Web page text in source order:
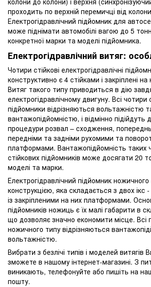
проходить по верхній перемичці від
Електрогідравлічний підйомник для
може піднімати автомобілі вагою до 5
конкретної марки та моделі підйомника.
Електрогідравлічний витяг:
Чотири стійкові електрогідравлічні
конструктивно є 4 стійками і закріплені
Витяг такого типу приводиться в дію
електрогідравлічному двигуну. Всі чотири
підйомники відрізняються вольтажністю
вантажопідйомністю, і відмінно
процедури розвал – сходження,
передніми та задніми рухомими та
платформами. Вантажопідйомність таких
стійкових підйомників може досягати 20
моделі та марки.
Електрогідравлічний підйомник
конструкцією, яка складається з двох ікс
із закріпленими на них платформами.
підйомників ножиць є їх малі габарити в
що дозволяє значно економити місце. Всі
ножичного типу відрізняються
вольтажністю.
Вибрати з безлічі типів і моделей витягів
зможете в нашому інтернет-магазині. З
виникають, телефонуйте або пишіть на
пошту.